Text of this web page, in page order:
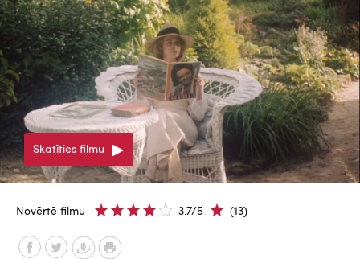
Skatīties filmu
Novērtē filmu 3.7/5 (13)